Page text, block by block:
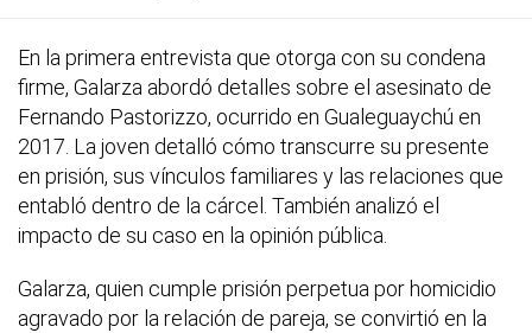
En la primera entrevista que otorga con su condena
firme, Galarza abordó detalles sobre el asesinato de
Fernando Pastorizzo, ocurrido en Gualeguaychú en
2017. La joven detalló cómo transcurre su presente
en prisión, sus vínculos familiares y las relaciones que
entabló dentro de la cárcel. También analizó el
impacto de su caso en la opinión pública.
Galarza, quien cumple prisión perpetua por homicidio
agravado por la relación de pareja, se convirtió en la